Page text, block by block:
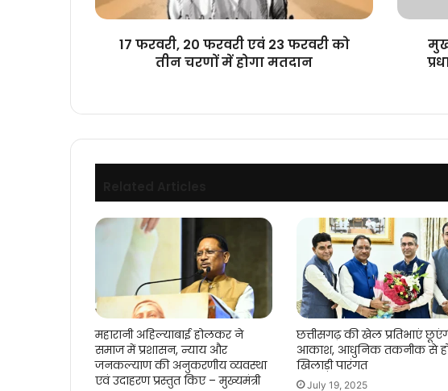
तीन
17 फरवरी, 20 फरवरी एवं 23 फरवरी को
तीन चरणों में होगा मतदान
स्व.
महारानी अहिल्याबाई होलकर ने
समाज में प्रशासन, न्याय और
जनकल्याण की अनुकरणीय व्यवस्था
एवं उदाहरण प्रस्तुत किए – मुख्यमंत्री
छत्तीसगढ़ की खेल प्रतिभाएं
आकाश, आधुनिक तकनीक से
खिलाड़ी पारंगत
July 19, 2025